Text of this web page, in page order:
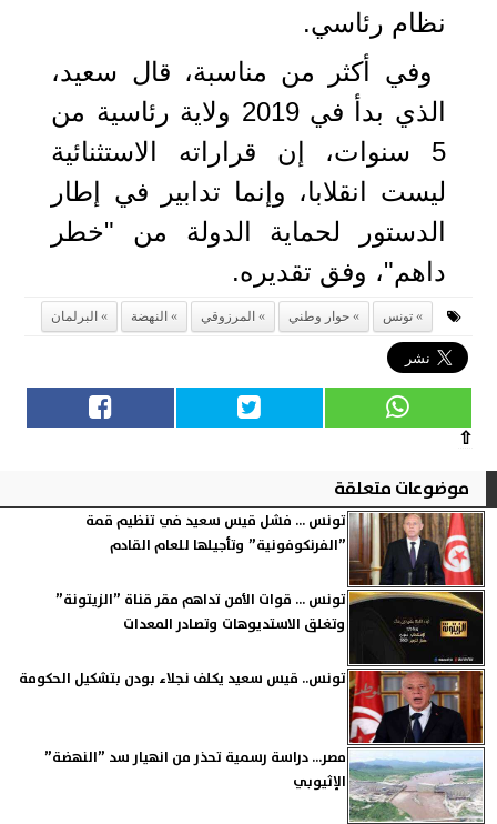
نظام رئاسي.
وفي أكثر من مناسبة، قال سعيد،
الذي بدأ في 2019 ولاية رئاسية من
5 سنوات، إن قراراته الاستثنائية
ليست انقلابا، وإنما تدابير في إطار
الدستور لحماية الدولة من "خطر
داهم"، وفق تقديره.
تونس حوار وطني المرزوقي النهضة البرلمان
⇧
موضوعات متعلقة
تونس ... فشل قيس سعيد في تنظيم قمة
”الفرنكوفونية” وتأجيلها للعام القادم
تونس ... قوات الأمن تداهم مقر قناة ”الزيتونة”
وتغلق الاستديوهات وتصادر المعدات
تونس.. قيس سعيد يكلف نجلاء بودن بتشكيل الحكومة
مصر... دراسة رسمية تحذر من انهيار سد ”النهضة”
الإثيوبي